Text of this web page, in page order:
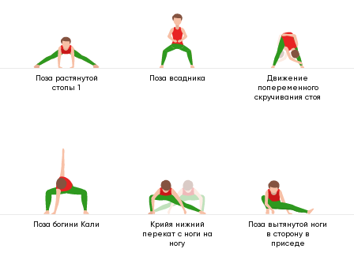
Поза растянутой
стопы 1
Поза всадника
Движение
попеременного
скручивания стоя
Поза богини Кали
Крийя нижний
перекат с ноги на
ногу
Поза вытянутой ноги
в сторону в
приседе